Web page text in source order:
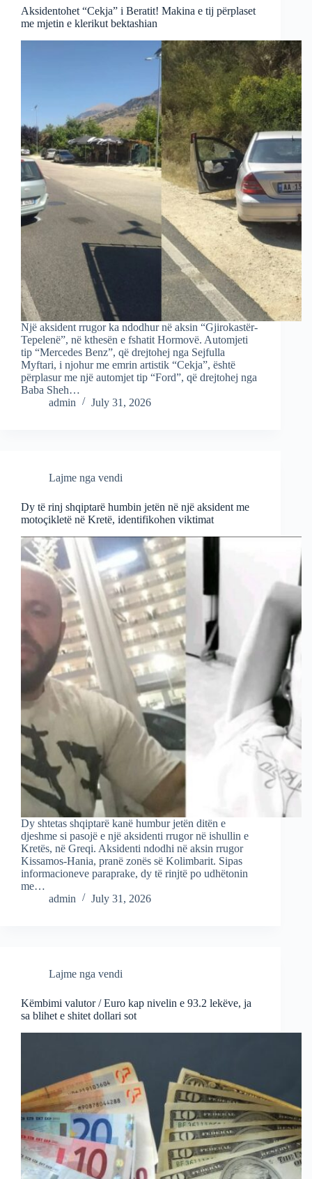
Aksidentohet “Cekja” i Beratit! Makina e tij përplaset
me mjetin e klerikut bektashian
Një aksident rrugor ka ndodhur në aksin “Gjirokastër-
Tepelenë”, në kthesën e fshatit Hormovë. Automjeti
tip “Mercedes Benz”, që drejtohej nga Sejfulla
Myftari, i njohur me emrin artistik “Cekja”, është
përplasur me një automjet tip “Ford”, që drejtohej nga
Baba Sheh…
admin
July 31, 2026
Lajme nga vendi
Dy të rinj shqiptarë humbin jetën në një aksident me
motoçikletë në Kretë, identifikohen viktimat
Dy shtetas shqiptarë kanë humbur jetën ditën e
djeshme si pasojë e një aksidenti rrugor në ishullin e
Kretës, në Greqi. Aksidenti ndodhi në aksin rrugor
Kissamos-Hania, pranë zonës së Kolimbarit. Sipas
informacioneve paraprake, dy të rinjtë po udhëtonin
me…
admin
July 31, 2026
Lajme nga vendi
Këmbimi valutor / Euro kap nivelin e 93.2 lekëve, ja
sa blihet e shitet dollari sot